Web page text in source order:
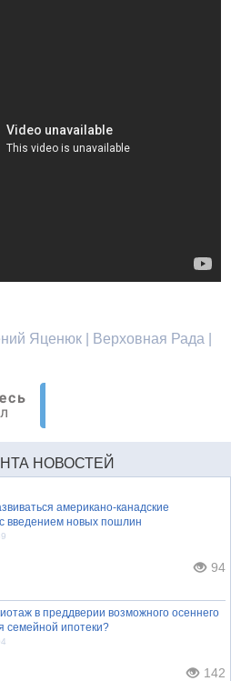
Яценюк | Верховная Рада |
НОВОСТЕЙ
американо-канадские
введением новых пошлин
94
в преддверии возможного осеннего
семейной ипотеки?
142